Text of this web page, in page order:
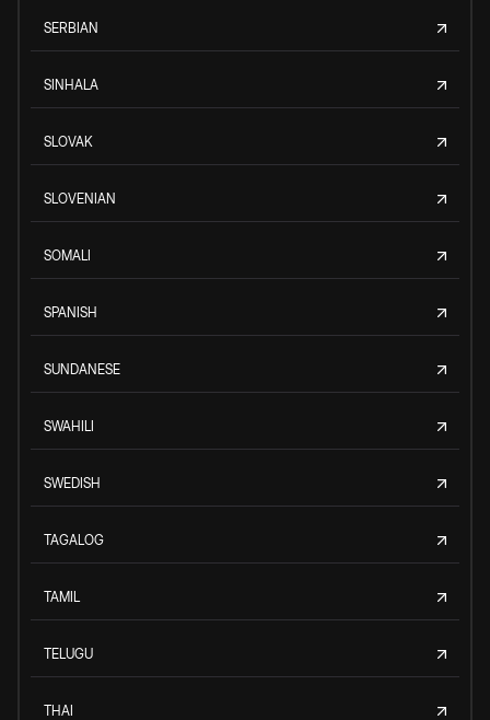
SERBIAN
SINHALA
SLOVAK
SLOVENIAN
SOMALI
SPANISH
SUNDANESE
SWAHILI
SWEDISH
TAGALOG
TAMIL
TELUGU
THAI